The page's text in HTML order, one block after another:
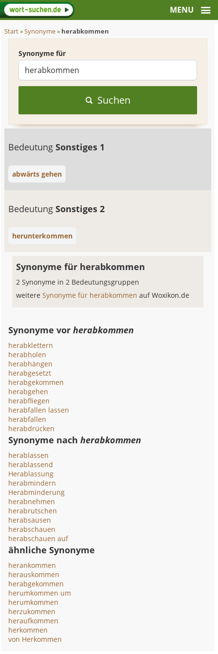
Start»Synonyme» herabkommen
Synonyme für
Suchen
BedeutungSonstiges 1
abwärts gehen
BedeutungSonstiges 2
herunterkommen
Synonyme für herabkommen
2 Synonyme in 2 Bedeutungsgruppen
weitereSynonyme für herabkommenauf Woxikon.de
Synonyme vorherabkommen
herabklettern
herabholen
herabhängen
herabgesetzt
herabgekommen
herabgehen
herabfliegen
herabfallen lassen
herabfallen
herabdrücken
Synonyme nachherabkommen
herablassen
herablassend
Herablassung
herabmindern
Herabminderung
herabnehmen
herabrutschen
herabsausen
herabschauen
herabschauen auf
ähnliche Synonyme
herankommen
herauskommen
herabgekommen
herumkommen um
herumkommen
herzukommen
heraufkommen
herkommen
von Herkommen